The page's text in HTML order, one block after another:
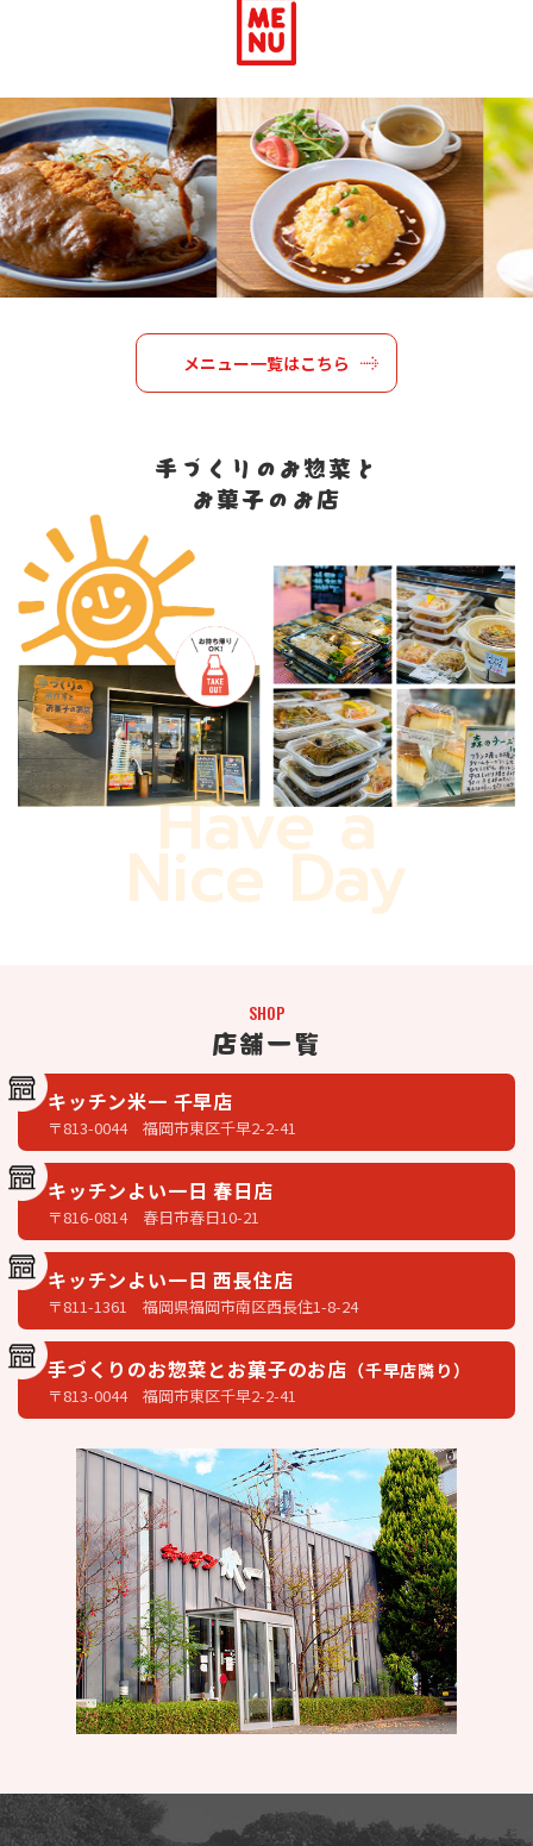
メニュー一覧はこちら
手づくりのお惣菜と
お菓子のお店
Have a
Nice Day
SHOP
店舗一覧
キッチン米一 千早店
〒813-0044 福岡市東区千早2-2-41
キッチンよい一日 春日店
〒816-0814 春日市春日10-21
キッチンよい一日 西長住店
〒811-1361 福岡県福岡市南区西長住1-8-24
手づくりのお惣菜とお菓子のお店 （千早店隣り）
〒813-0044 福岡市東区千早2-2-41